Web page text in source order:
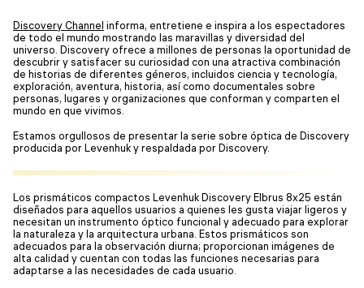
Discovery Channel informa, entretiene e inspira a los espectadores
de todo el mundo mostrando las maravillas y diversidad del
universo. Discovery ofrece a millones de personas la oportunidad de
descubrir y satisfacer su curiosidad con una atractiva combinación
de historias de diferentes géneros, incluidos ciencia y tecnología,
exploración, aventura, historia, así como documentales sobre
personas, lugares y organizaciones que conforman y comparten el
mundo en que vivimos.
Estamos orgullosos de presentar la serie sobre óptica de Discovery
producida por Levenhuk y respaldada por Discovery.
Los prismáticos compactos Levenhuk Discovery Elbrus 8x25 están
diseñados para aquellos usuarios a quienes les gusta viajar ligeros y
necesitan un instrumento óptico funcional y adecuado para explorar
la naturaleza y la arquitectura urbana. Estos prismáticos son
adecuados para la observación diurna; proporcionan imágenes de
alta calidad y cuentan con todas las funciones necesarias para
adaptarse a las necesidades de cada usuario.